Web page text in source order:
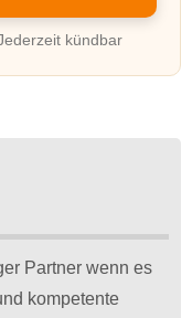
kündbar
Partner wenn es
kompetente